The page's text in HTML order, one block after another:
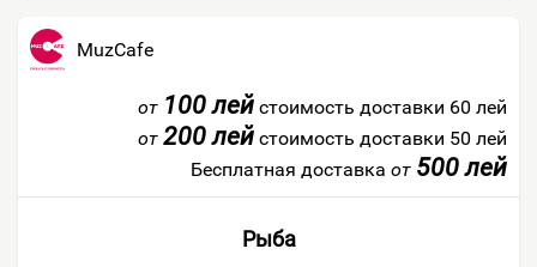
MuzCafe
от 100 лей стоимость доставки 60 лей
от 200 лей стоимость доставки 50 лей
Бесплатная доставка от 500 лей
Рыба